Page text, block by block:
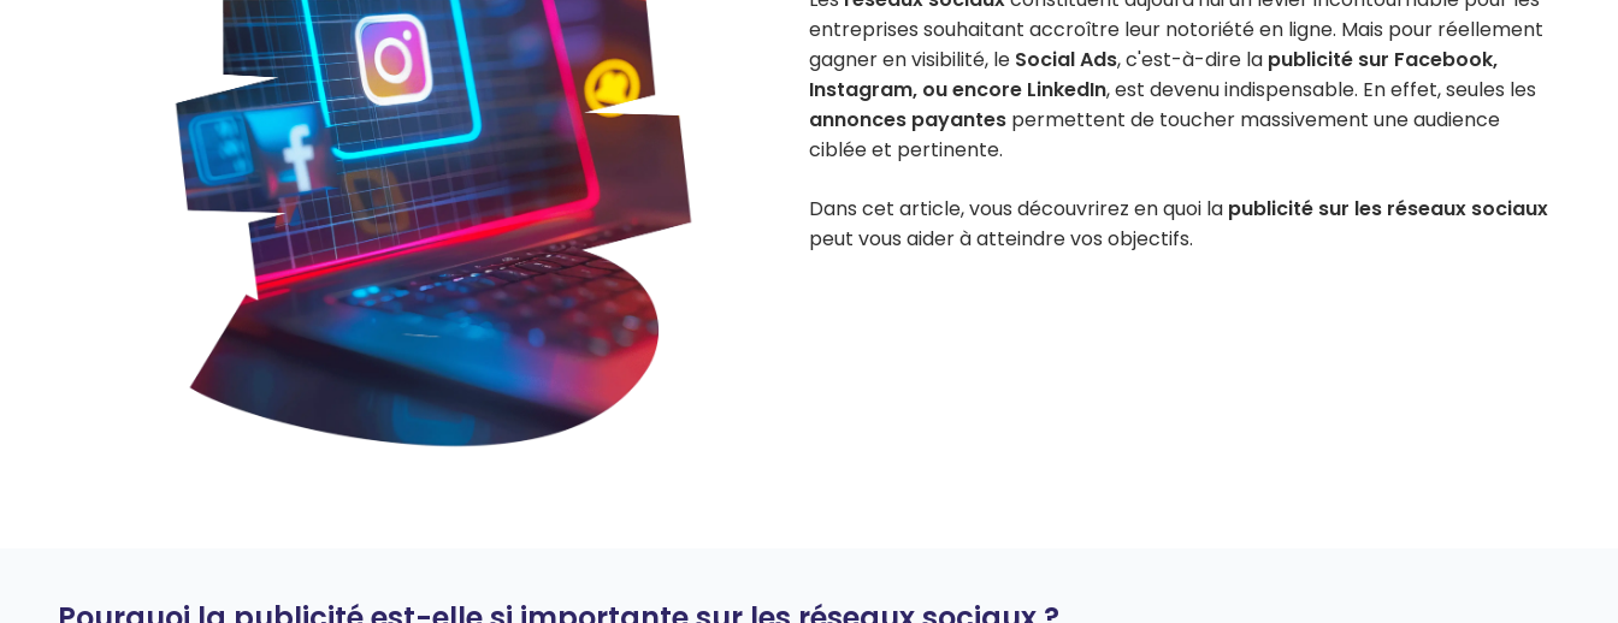
entreprises souhaitant accroître leur notoriété en ligne. Mais pour réellement
gagner en visibilité, le Social Ads, c'est-à-dire la publicité sur Facebook,
Instagram, ou encore LinkedIn, est devenu indispensable. En effet, seules les
annonces payantes permettent de toucher massivement une audience
ciblée et pertinente.
Dans cet article, vous découvrirez en quoi la publicité sur les réseaux sociaux
peut vous aider à atteindre vos objectifs.